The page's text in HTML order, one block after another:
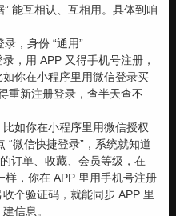
能互相认、互相用。具体到咱
，身份 “通用”
，用 APP 又得手机号注册，
你在小程序里用微信登录买
重新注册登录，查半天查不
如你在小程序里用微信授权
“微信快捷登录”，系统就知道
订单、收藏、会员等级，在
，你在 APP 里用手机号注册
个验证码，就能同步 APP 里
信息。